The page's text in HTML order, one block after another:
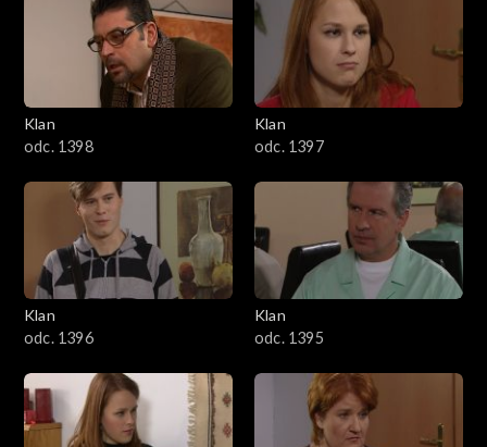
4201–4300
4101–4200
3901–4000
3801–3900
3701–3800
3601–3700
3501–3600
Klan
odc. 1398
Klan
odc. 1397
Klan
odc. 1396
Klan
odc. 1395